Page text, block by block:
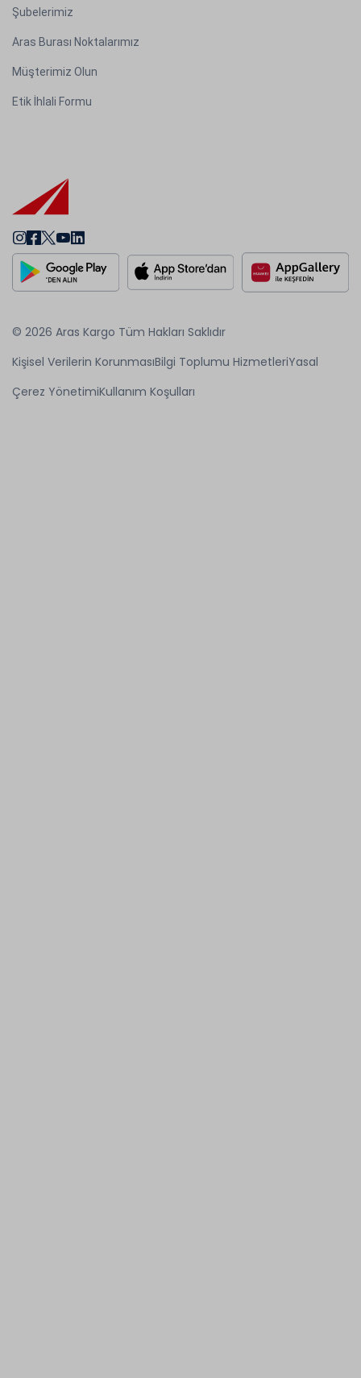
Şubelerimiz
Aras Burası Noktalarımız
Müşterimiz Olun
Etik İhlali Formu
© 2026 Aras Kargo Tüm Hakları Saklıdır
Kişisel Verilerin KorunmasıBilgi Toplumu HizmetleriYasal
Çerez YönetimiKullanım Koşulları